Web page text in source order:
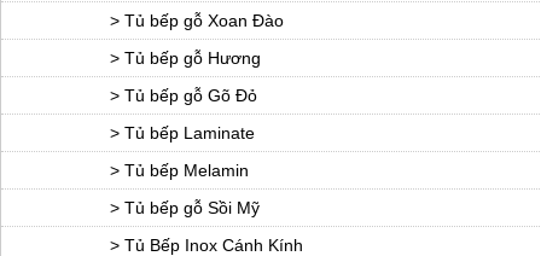
> Tủ bếp gỗ Xoan Đào
> Tủ bếp gỗ Hương
> Tủ bếp gỗ Gõ Đỏ
> Tủ bếp Laminate
> Tủ bếp Melamin
> Tủ bếp gỗ Sồi Mỹ
> Tủ Bếp Inox Cánh Kính